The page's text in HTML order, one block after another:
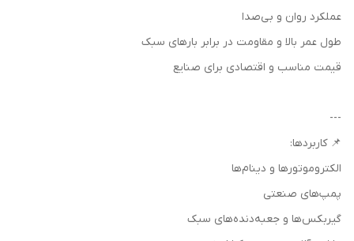
عملکرد روان و بی‌صدا
طول عمر بالا و مقاومت در برابر بارهای سبک
قیمت مناسب و اقتصادی برای صنایع
---
📌 کاربردها:
الکتروموتورها و دینام‌ها
پمپ‌های صنعتی
گیربکس‌ها و جعبه‌دنده‌های سبک